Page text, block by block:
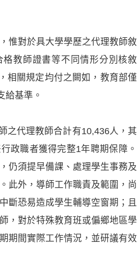
惟對於具大學學歷之代理教師敘
教師證書等不同情形分別核敘
相關規定均付之闕如，教育部僅
給基準。
之代理教師合計有10,436人，其
政職者獲得完整1年聘期保障。
仍須提早備課、處理學生事務及
此外，導師工作職責及範圍，尚
斷恐易造成學生輔導空窗期；且
，對於特殊教育班或偏鄉地區學
期間實際工作情況，並研議有效